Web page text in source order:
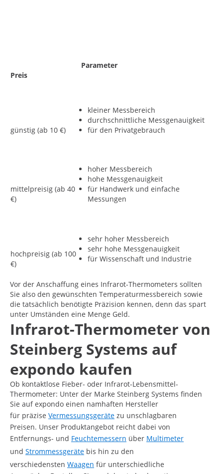
Preis
Parameter
günstig (ab 10 €)
kleiner Messbereich
durchschnittliche Messgenauigkeit
für den Privatgebrauch
mittelpreisig (ab 40
€)
hoher Messbereich
hohe Messgenauigkeit
für Handwerk und einfache
Messungen
hochpreisig (ab 100
€)
sehr hoher Messbereich
sehr hohe Messgenauigkeit
für Wissenschaft und Industrie
Vor der Anschaffung eines Infrarot-Thermometers sollten
Sie also den gewünschten Temperaturmessbereich sowie
die tatsächlich benötigte Präzision kennen, denn das spart
unter Umständen eine Menge Geld.
Infrarot-Thermometer von
Steinberg Systems auf
expondo kaufen
Ob kontaktlose Fieber- oder Infrarot-Lebensmittel-
Thermometer: Unter der Marke Steinberg Systems finden
Sie auf expondo einen namhaften Hersteller
für präzise Vermessungsgeräte zu unschlagbaren
Preisen. Unser Produktangebot reicht dabei von
Entfernungs- und Feuchtemessern über Multimeter
und Strommessgeräte bis hin zu den
verschiedensten Waagen für unterschiedliche